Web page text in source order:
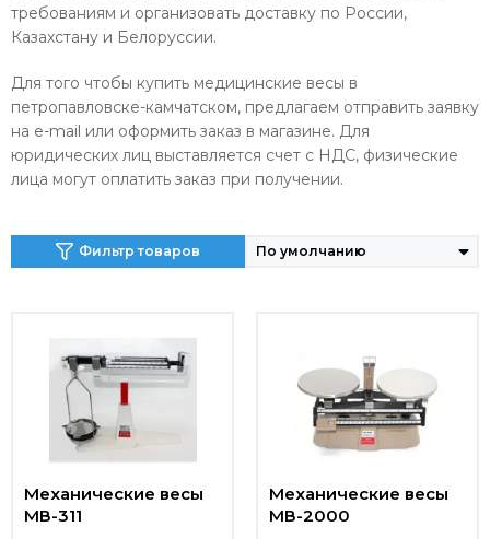
требованиям и организовать доставку по России,
Казахстану и Белоруссии.
Для того чтобы купить медицинские весы в
петропавловске-камчатском, предлагаем отправить заявку
на e-mail или оформить заказ в магазине. Для
юридических лиц выставляется счет с НДС, физические
лица могут оплатить заказ при получении.
Фильтр товаров
Механические весы
МВ-311
Механические весы
МВ-2000